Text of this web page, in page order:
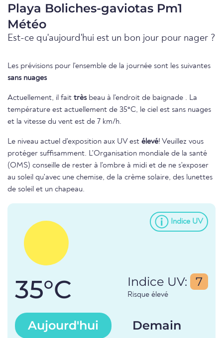
Playa Boliches-gaviotas Pm1
Météo
Est-ce qu'aujourd'hui est un bon jour pour nager ?
Les prévisions pour l'ensemble de la journée sont les suivantes
sans nuages
Actuellement, il fait trèsbeau à l'endroit de baignade . La
température est actuellement de 35°C, le ciel est sans nuages
et la vitesse du vent est de 7 km/h.
Le niveau actuel d'exposition aux UV est élevé! Veuillez vous
protéger suffisamment. L'Organisation mondiale de la santé
(OMS) conseille de rester à l'ombre à midi et de ne s'exposer
au soleil qu'avec une chemise, de la crème solaire, des lunettes
de soleil et un chapeau.
Indice UV
35°C Indice UV: 7
Risque élevé
Aujourd'hui Demain